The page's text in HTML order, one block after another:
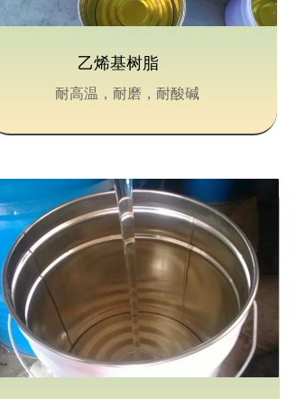
耐高温，耐磨，耐酸碱
乙烯基树脂